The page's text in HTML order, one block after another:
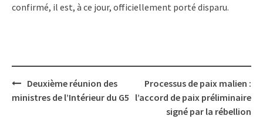
confirmé, il est, à ce jour, officiellement porté disparu.
Post
navigation
Deuxième réunion des
ministres de l’Intérieur du G5
Processus de paix malien :
l’accord de paix préliminaire
signé par la rébellion